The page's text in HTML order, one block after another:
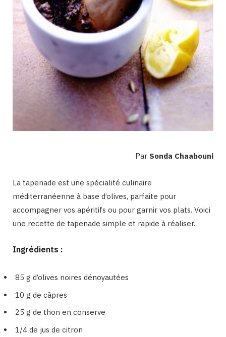
Par Sonda Chaabouni
La tapenade est une spécialité culinaire
méditerranéenne à base d’olives, parfaite pour
accompagner vos apéritifs ou pour garnir vos plats. Voici
une recette de tapenade simple et rapide à réaliser.
Ingrédients :
85 g d’olives noires dénoyautées
10 g de câpres
25 g de thon en conserve
1/4 de jus de citron